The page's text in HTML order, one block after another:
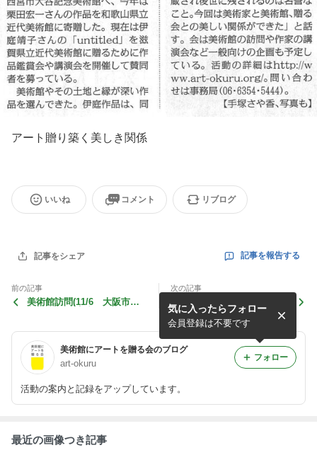
アート贈り築く美しき関係
いいね コメント リブログ
記事をシェア 記事を報告する
前の記事
美術館訪問(11/6 大阪市立
次の記事
総会および懇親会の報告
美術館にアートを贈る会のブログ
art-okuru
活動の案内と記録をアップしています。
気に入ったらフォロー
会員登録は不要です
フォロー
最近の画像つき記事